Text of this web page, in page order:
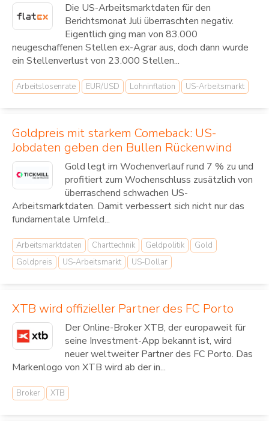
Die US-Arbeitsmarktdaten für den
Berichtsmonat Juli überraschten negativ.
Eigentlich ging man von 83.000
neugeschaffenen Stellen ex-Agrar aus, doch dann wurde
ein Stellenverlust von 23.000 Stellen...
Arbeitslosenrate EUR/USD Lohninflation US-Arbeitsmarkt
Goldpreis mit starkem Comeback: US-
Jobdaten geben den Bullen Rückenwind
Gold legt im Wochenverlauf rund 7 % zu und
profitiert zum Wochenschluss zusätzlich von
überraschend schwachen US-
Arbeitsmarktdaten. Damit verbessert sich nicht nur das
fundamentale Umfeld...
Arbeitsmarktdaten Charttechnik Geldpolitik
Gold
Goldpreis
US-Arbeitsmarkt US-Dollar
XTB wird offizieller Partner des FC Porto
Der Online-Broker XTB, der europaweit für
seine Investment-App bekannt ist, wird
neuer weltweiter Partner des FC Porto. Das
Markenlogo von XTB wird ab der in...
Broker XTB